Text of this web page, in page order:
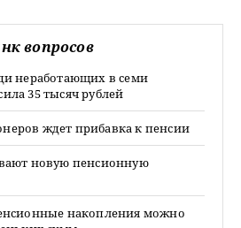
вопросов
неработающих в семи
35 тысяч рублей
ждет прибавка к пенсии
новую пенсионную
накопления можно